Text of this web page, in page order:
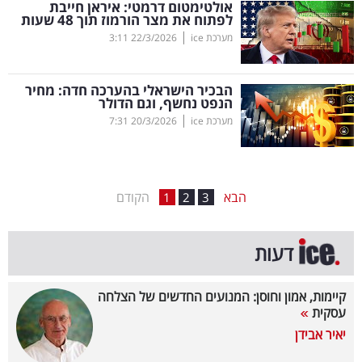
בריאות
תרבות
ופנאי
תיירות
המילון
הכלכלי
פודקאסט
40
אולטימטום דרמטי: איראן חייבת
לפתוח את מצר הורמוז תוך 48 שעות
מערכת ice |
22/3/2026
3:11
הבכיר הישראלי בהערכה חדה: מחיר
הנפט נחשף, וגם הדולר
מערכת ice |
20/3/2026
7:31
הקודם 1 2 3 הבא
דעות
קיימות, אמון וחוסן: המנועים החדשים של הצלחה
עסקית
יאיר אבידן